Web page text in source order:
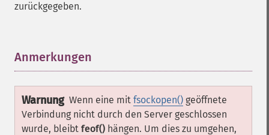
zurückgegeben.
Anmerkungen
Warnung Wenn eine mit fsockopen() geöffnete
Verbindung nicht durch den Server geschlossen
wurde, bleibt feof() hängen. Um dies zu umgehen,